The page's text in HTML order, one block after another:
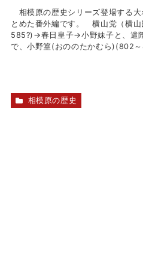
相模原の歴史シリーズ登場する大
とめた番外編です。 横山党（横
585?)→春日皇子→小野妹子と、遣
で、小野篁(おののたかむら)(802
相模原の歴史